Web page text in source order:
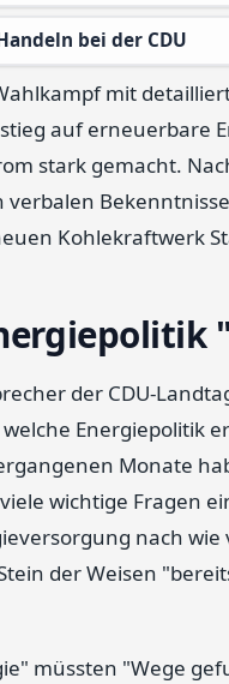
bei der CDU
mit
auf erneuerbare
stark gemacht.
verbalen
Kohlekraftwerk
der CDU-
Energiepolitik
Monate
wichtige Fragen
nach
der Weisen
müssten "Wege